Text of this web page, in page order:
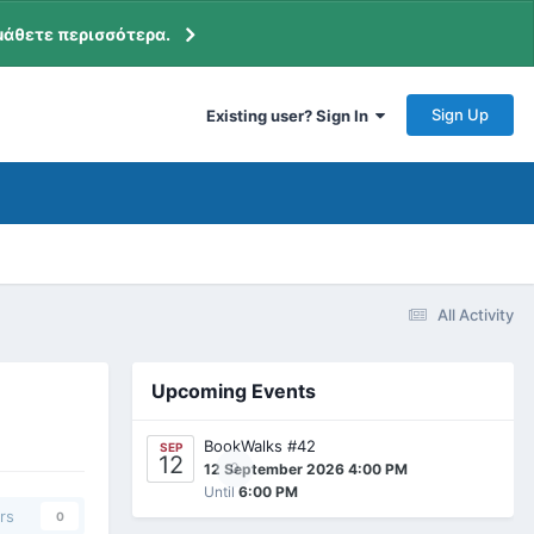
περισσότερα.
Existing user? Sign In Sign Up
All Activity
0
Upcoming Events
SEP
12 0
BookWalks #42
12 September 2026 4:00 PM
Until 6:00 PM